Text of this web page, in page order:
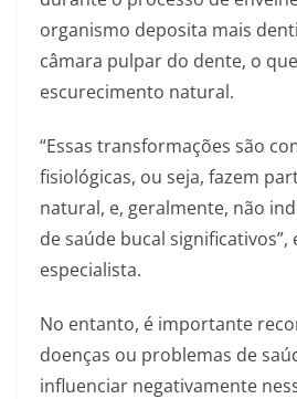
organismo deposita mais
câmara pulpar do dente, o
escurecimento natural.
“Essas transformações são
fisiológicas, ou seja, fazem
natural, e, geralmente, não
de saúde bucal significativos”,
especialista.
No entanto, é importante
doenças ou problemas de
influenciar negativamente